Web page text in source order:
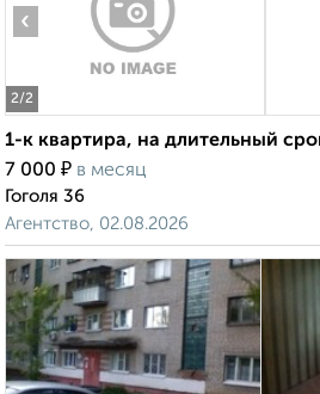
2/2
‹
1-к квартира, на длительный
7 000 ₽ в месяц
Гоголя 36
Агентство, 02.08.2026